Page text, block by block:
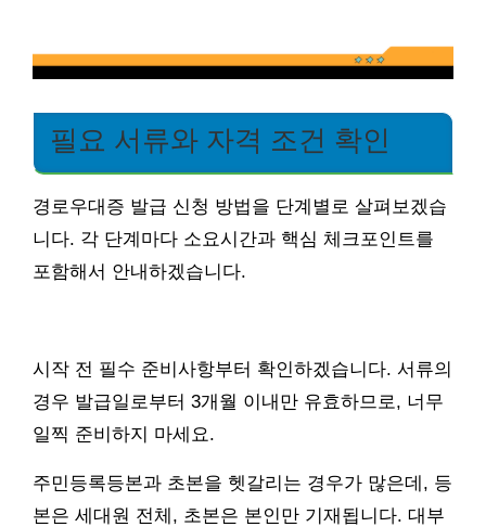
필요 서류와 자격 조건 확인
경로우대증 발급 신청 방법을 단계별로 살펴보겠습
니다. 각 단계마다 소요시간과 핵심 체크포인트를
포함해서 안내하겠습니다.
시작 전 필수 준비사항부터 확인하겠습니다. 서류의
경우 발급일로부터 3개월 이내만 유효하므로, 너무
일찍 준비하지 마세요.
주민등록등본과 초본을 헷갈리는 경우가 많은데, 등
본은 세대원 전체, 초본은 본인만 기재됩니다. 대부